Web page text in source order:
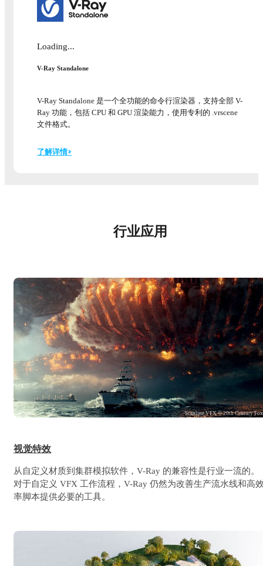
Loading...
V-Ray Standalone
V-Ray Standalone 是一个全功能的命令行渲染器，支持全部 V-
Ray 功能，包括 CPU 和 GPU 渲染能力，使用专利的 .vrscene
文件格式。
了解详情>
行业应用
Scanline VFX © 20th Century Fox
视觉特效
从自定义材质到集群模拟软件，V-Ray 的兼容性是行业一流的。
对于自定义 VFX 工作流程，V-Ray 仍然为改善生产流水线和高
率脚本提供必要的工具。